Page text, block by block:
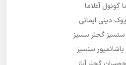
گونول آغلاما
دینی ایمانی